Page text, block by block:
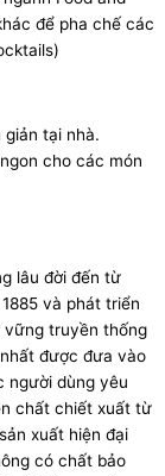
để pha chế các
tại nhà.
cho các món
lâu đời đến từ
và phát triển
vững truyền thống
được đưa vào
người dùng yêu
chất chiết xuất từ
xuất hiện đại
có chất bảo